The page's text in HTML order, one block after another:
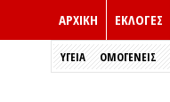
ΑΡΧΙΚΗ ΕΚΛΟΓΈΣ
ΥΓΕΙΑ ΟΜΟΓΕΝΕΙΣ